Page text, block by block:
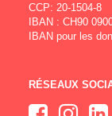
CCP: 20-1504-8
IBAN : CH90
IBAN pour les
RÉSEAUX